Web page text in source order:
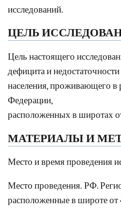
исследований.
ЦЕЛЬ
Цель настоящего
дефицита и
населения, проживающего в
Федерации,
расположенных в широтах
МАТЕРИАЛЫ И
Место и время проведения
Место проведения. РФ.
расположенные в широте от